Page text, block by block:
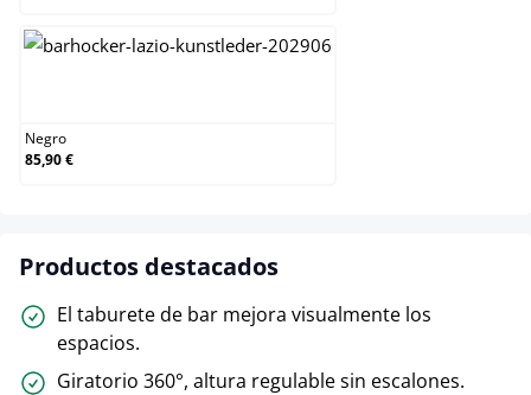
Negro
85,90 €
Productos destacados
El taburete de bar mejora visualmente los
espacios.
Giratorio 360°, altura regulable sin escalones.